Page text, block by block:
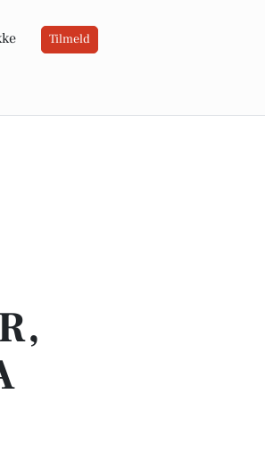
Tilmeld